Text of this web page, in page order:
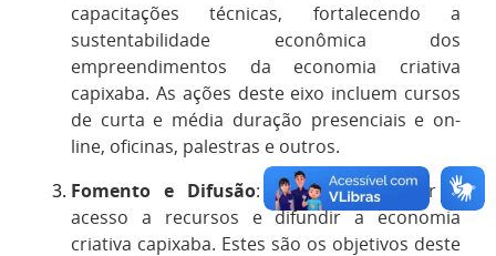
capacitações técnicas, fortalecendo a
sustentabilidade econômica dos
empreendimentos da economia criativa
capixaba. As ações deste eixo incluem cursos
de curta e média duração presenciais e on-
line, oficinas, palestras e outros.
Fomento e Difusão: ampliar e facilitar o
acesso a recursos e difundir a economia
criativa capixaba. Estes são os objetivos deste